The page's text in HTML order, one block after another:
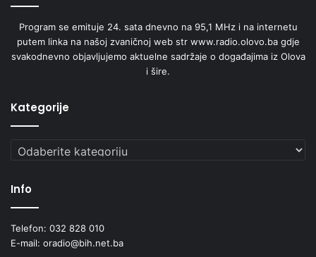
Program se emituje 24. sata dnevno na 95,1 MHz i na internetu
putem linka na našoj zvaničnoj web str www.radio.olovo.ba gdje
svakodnevno objavljujemo aktuelne sadržaje o događajima iz Olova
i šire.
Kategorije
Kategorije
Info
Telefon: 032 828 010
E-mail: oradio@bih.net.ba